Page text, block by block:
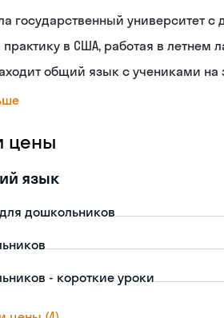
государственный университет
в США, работая в летнем
общий язык с учениками на
цены
язык
дошкольников
- короткие уроки